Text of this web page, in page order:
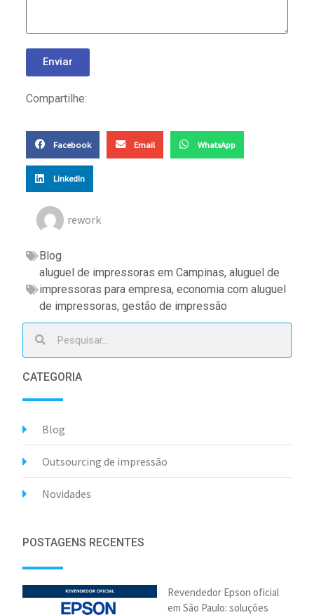
Enviar
Compartilhe:
Facebook Email WhatsApp
LinkedIn
rework
Blog
aluguel de impressoras em Campinas,aluguel de
impressoras para empresa,economia com aluguel
de impressoras,gestão de impressão
CATEGORIA
Blog
Outsourcing de impressão
Novidades
POSTAGENS RECENTES
Revendedor Epson oficial
em São Paulo: soluções